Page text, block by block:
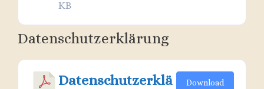
KB
Datenschutzerklärung
Datenschutzerklä
Download